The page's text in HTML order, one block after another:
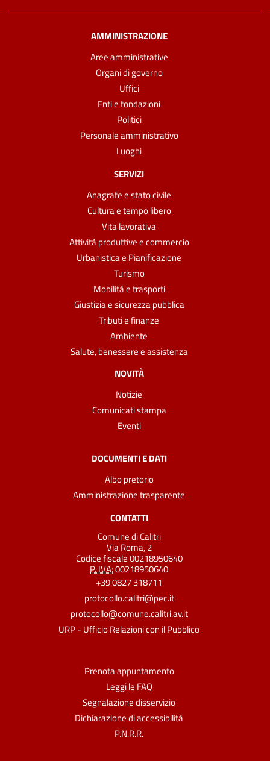
AMMINISTRAZIONE
Aree amministrative
Organi di governo
Uffici
Enti e fondazioni
Politici
Personale amministrativo
Luoghi
SERVIZI
Anagrafe e stato civile
Cultura e tempo libero
Vita lavorativa
Attività produttive e commercio
Urbanistica e Pianificazione
Turismo
Mobilità e trasporti
Giustizia e sicurezza pubblica
Tributi e finanze
Ambiente
Salute, benessere e assistenza
NOVITÀ
Notizie
Comunicati stampa
Eventi
DOCUMENTI E DATI
Albo pretorio
Amministrazione trasparente
CONTATTI
Comune di Calitri
Via Roma, 2
Codice fiscale 00218950640
P. IVA:00218950640
+39 0827 318711
protocollo.calitri@pec.it
protocollo@comune.calitri.av.it
URP - Ufficio Relazioni con il Pubblico
Prenota appuntamento
Leggi le FAQ
Segnalazione disservizio
Dichiarazione di accessibilità
P.N.R.R.